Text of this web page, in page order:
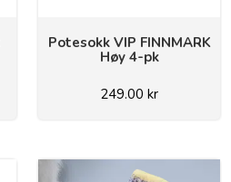
Potesokk VIP FINNMARK
Høy 4-pk
249.00 kr